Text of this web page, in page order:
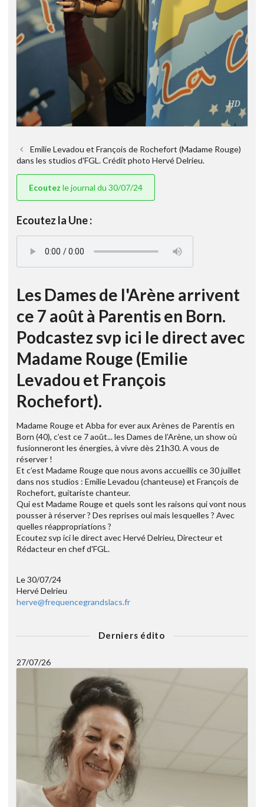
Emilie Levadou et François de Rochefort (Madame Rouge)
dans les studios d'FGL. Crédit photo Hervé Delrieu.
Ecoutez le journal du 30/07/24
Ecoutez la Une :
Les Dames de l'Arène arrivent
ce 7 août à Parentis en Born.
Podcastez svp ici le direct avec
Madame Rouge (Emilie
Levadou et François
Rochefort).
Madame Rouge et Abba for ever aux Arènes de Parentis en
Born (40), c’est ce 7 août... les Dames de l’Arène, un show où
fusionneront les énergies, à vivre dès 21h30. A vous de
réserver !
Et c’est Madame Rouge que nous avons accueillis ce 30 juillet
dans nos studios : Emilie Levadou (chanteuse) et François de
Rochefort, guitariste chanteur.
Qui est Madame Rouge et quels sont les raisons qui vont nous
pousser à réserver ? Des reprises oui mais lesquelles ? Avec
quelles réappropriations ?
Ecoutez svp ici le direct avec Hervé Delrieu, Directeur et
Rédacteur en chef d'FGL.
Le 30/07/24
Hervé Delrieu
herve@frequencegrandslacs.fr
Derniers édito
27/07/26